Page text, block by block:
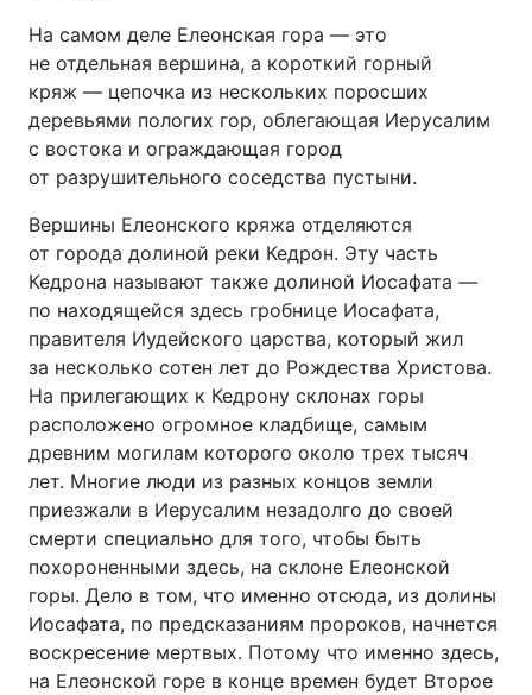
На самом деле Елеонская гора — это
не отдельная вершина, а короткий горный
кряж — цепочка из нескольких поросших
деревьями пологих гор, облегающая Иерусалим
с востока и ограждающая город
от разрушительного соседства пустыни.
Вершины Елеонского кряжа отделяются
от города долиной реки Кедрон. Эту часть
Кедрона называют также долиной Иосафата —
по находящейся здесь гробнице Иосафата,
правителя Иудейского царства, который жил
за несколько сотен лет до Рождества Христова.
На прилегающих к Кедрону склонах горы
расположено огромное кладбище, самым
древним могилам которого около трех тысяч
лет. Многие люди из разных концов земли
приезжали в Иерусалим незадолго до своей
смерти специально для того, чтобы быть
похороненными здесь, на склоне Елеонской
горы. Дело в том, что именно отсюда, из долины
Иосафата, по предсказаниям пророков, начнется
воскресение мертвых. Потому что именно здесь,
на Елеонской горе в конце времен будет Второе